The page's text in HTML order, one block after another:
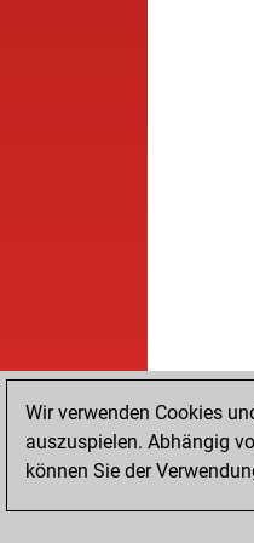
Wir verwenden Cookies
auszuspielen. Abhängig
können Sie der